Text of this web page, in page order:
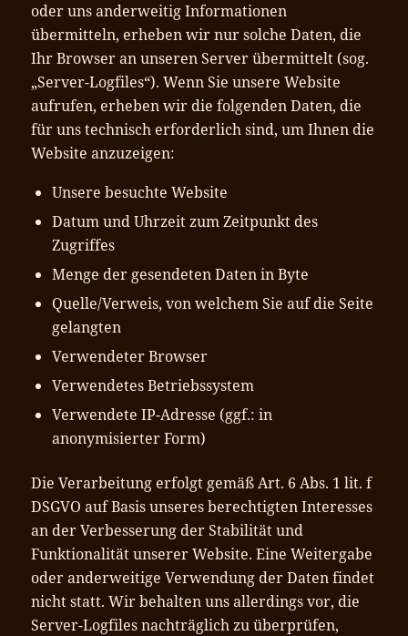
oder uns anderweitig Informationen
übermitteln, erheben wir nur solche Daten, die
Ihr Browser an unseren Server übermittelt (sog.
„Server-Logfiles“). Wenn Sie unsere Website
aufrufen, erheben wir die folgenden Daten, die
für uns technisch erforderlich sind, um Ihnen die
Website anzuzeigen:
Unsere besuchte Website
Datum und Uhrzeit zum Zeitpunkt des
Zugriffes
Menge der gesendeten Daten in Byte
Quelle/Verweis, von welchem Sie auf die Seite
gelangten
Verwendeter Browser
Verwendetes Betriebssystem
Verwendete IP-Adresse (ggf.: in
anonymisierter Form)
Die Verarbeitung erfolgt gemäß Art. 6 Abs. 1 lit. f
DSGVO auf Basis unseres berechtigten Interesses
an der Verbesserung der Stabilität und
Funktionalität unserer Website. Eine Weitergabe
oder anderweitige Verwendung der Daten findet
nicht statt. Wir behalten uns allerdings vor, die
Server-Logfiles nachträglich zu überprüfen,